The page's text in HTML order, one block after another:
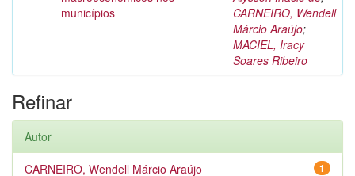
municípios
CARNEIRO, Wendell
Márcio Araújo;
MACIEL, Iracy
Soares Ribeiro
Refinar
Autor
1
CARNEIRO, Wendell Márcio Araújo